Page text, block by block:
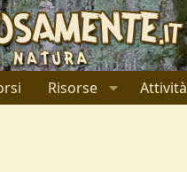
Risorse Attività